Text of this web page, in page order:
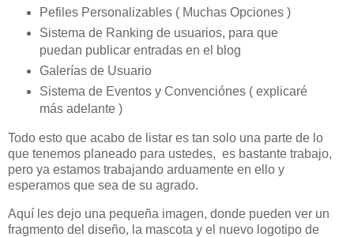
Pefiles Personalizables ( Muchas Opciones )
Sistema de Ranking de usuarios, para que
puedan publicar entradas en el blog
Galerías de Usuario
Sistema de Eventos y Convenciónes ( explicaré
más adelante )
Todo esto que acabo de listar es tan solo una parte de lo
que tenemos planeado para ustedes, es bastante trabajo,
pero ya estamos trabajando arduamente en ello y
esperamos que sea de su agrado.
Aquí les dejo una pequeña imagen, donde pueden ver un
fragmento del diseño, la mascota y el nuevo logotipo de